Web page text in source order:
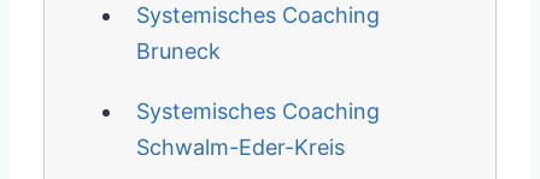
Systemisches Coaching
Bruneck
Systemisches Coaching
Schwalm-Eder-Kreis